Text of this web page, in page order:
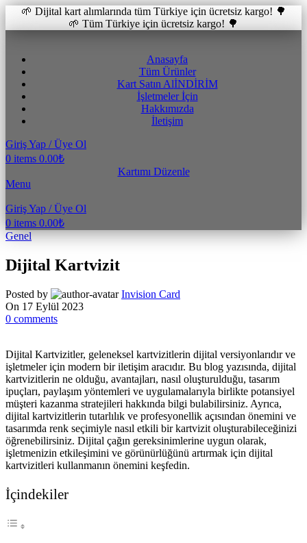
🌱 Dijital kart alımlarında tüm Türkiye için ücretsiz kargo! 🌳
🌱 Tüm Türkiye için ücretsiz kargo! 🌳
Anasayfa
Tüm Ürünler
Kart Satın AlİNDİRİM
İşletmeler İçin
Hakkımızda
İletişim
Giriş Yap / Üye Ol
0 items 0.00₺
Kartımı Düzenle
Menu
Giriş Yap / Üye Ol
0 items 0.00₺
Genel
Dijital Kartvizit
Posted by
Invision Card
On 17 Eylül 2023
0 comments
Dijital Kartvizitler, geleneksel kartvizitlerin dijital versiyonlarıdır ve
işletmeler için modern bir iletişim aracıdır. Bu blog yazısında, dijital
kartvizitlerin ne olduğu, avantajları, nasıl oluşturulduğu, tasarım
ipuçları, paylaşım yöntemleri ve uygulamalarıyla birlikte potansiyel
müşteri kazanma stratejileri hakkında bilgi bulabilirsiniz. Ayrıca,
dijital kartvizitlerin tutarlılık ve profesyonellik açısından önemini ve
tasarımda renk seçimiyle nasıl etkili bir kartvizit oluşturabileceğinizi
öğrenebilirsiniz. Dijital çağın gereksinimlerine uygun olarak,
işletmenizin etkileşimini ve görünürlüğünü artırmak için dijital
kartvizitleri kullanmanın önemini keşfedin.
İçindekiler